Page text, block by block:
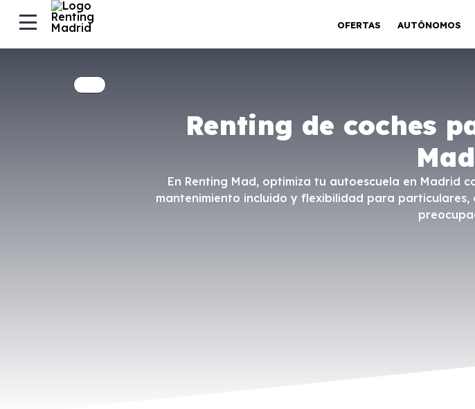
OFERTAS AUTÓNOMOS
Renting de coches
En Renting Mad, optimiza tu autoescuela en Madrid
mantenimiento incluido y flexibilidad para particulares,